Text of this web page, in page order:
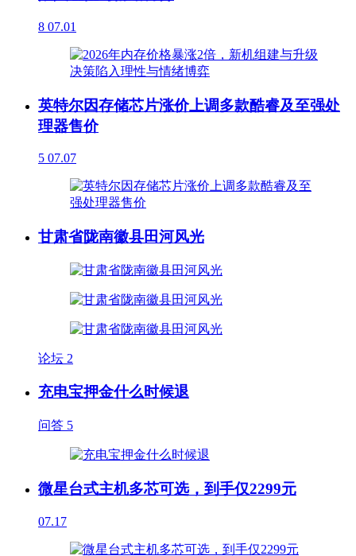
8 07.01
英特尔因存储芯片涨价上调多款酷睿及至强处
理器售价
5 07.07
甘肃省陇南徽县田河风光
论坛 2
充电宝押金什么时候退
问答 5
微星台式主机多芯可选，到手仅2299元
07.17